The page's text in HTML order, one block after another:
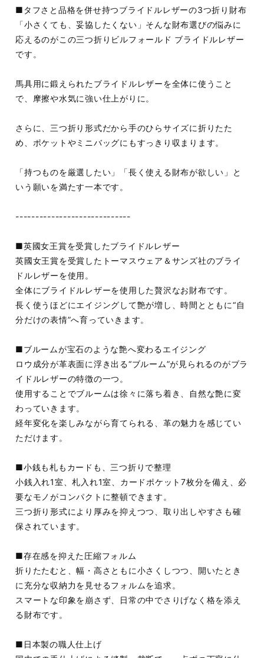
■タフさと品格を併せ持つブライドルレザーの3つ折り財布
「小さくても、妥協したくない」そんな財布選びの悩みに
応えるのがこの三つ折りビルフォールド ブライドルレザー
です。
馬具用に鍛えられたブライドルレザーを全体に使うこと
で、摩擦や水気に強い仕上がりに。
さらに、三つ折り形式だから手のひらサイズに折りたた
め、ポケットやミニバッグにもすっきり収まります。
「持つものを厳選したい」「長く使える財布が欲しい」と
いう願いを満たす一本です。
-----------------------------
■英國女王賞を受賞したブライドルレザー
英國女王賞を受賞したトーマスウェア＆サンズ社のブライ
ドルレザーを使用。
全体にブライドルレザーを使用した贅沢なお財布です。
長く使うほどにエイジングして艶が増し、時間とともに“自
分だけの表情”へ育っていきます。
■ブルームが宝石のような艶へ変わるエイジング
ロウ成分が革表面に浮き出る“ブルーム”が見られるのがブラ
イドルレザーの特徴の一つ。
使用することでブルームは徐々に落ち着き、自然な艶に変
わっていきます。
経年変化を楽しみながら育てられる、革の魅力を感じてい
ただけます。
■小銭も札もカードも、三つ折りで整理
小銭入れ1室、札入れ1室、カードポケット7枚分を備え、必
要なモノがコンパクトに整頓できます。
三つ折り形式により厚みを抑えつつ、取り出しやすさも確
保されています。
■存在感を抑えた圧縮フォルム
折りたたむと、幅・高さともに小さくしつつ、開いたとき
に充分な収納力を見せるフォルムを追求。
スマートな印象を崩さず、日常の中でさりげなく格を添え
る財布です。
■日本製の職人仕上げ